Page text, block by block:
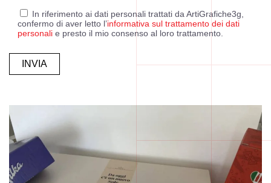
In riferimento ai dati personali trattati da ArtiGrafiche3g,
confermo di aver letto l’informativa sul trattamento dei dati
personali e presto il mio consenso al loro trattamento.